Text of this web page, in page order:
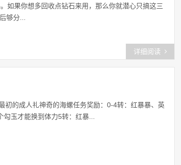
如果你想多回收点钻石来用，那么你就潜心只搞这三
够分...
详细阅读
初的成人礼神奇的海螺任务奖励：0-4转：红暴暴、英
玉才能换到体力5转：红暴...